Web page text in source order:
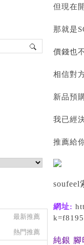
但現在
那就是
價錢也
相信對
新品預
我已經
推薦給
soufeel
網址:
純銀 腳
最新推薦
熱門推薦